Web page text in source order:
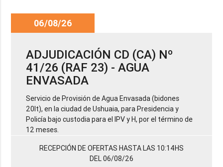
06/08/26
ADJUDICACIÓN CD (CA) Nº
41/26 (RAF 23) - AGUA
ENVASADA
Servicio de Provisión de Agua Envasada (bidones
20lt), en la ciudad de Ushuaia, para Presidencia y
Policía bajo custodia para el IPV y H, por el término de
12 meses.
RECEPCIÓN DE OFERTAS HASTA LAS 10:14HS
DEL 06/08/26